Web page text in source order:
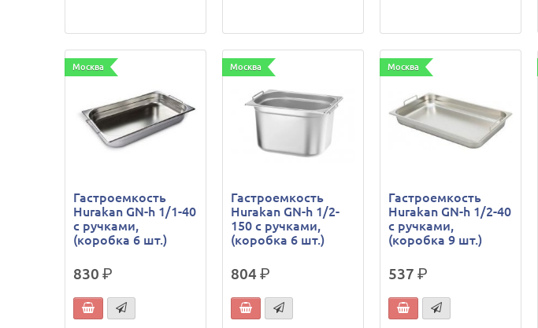
Москва
Гастроемкость
Hurakan GN-h 1/1-40
с ручками,
(коробка 6 шт.)
830р.
Москва
Гастроемкость
Hurakan GN-h 1/2-
150 с ручками,
(коробка 6 шт.)
804р.
Москва
Гастроемкость
Hurakan GN-h 1/2-40
с ручками,
(коробка 9 шт.)
537р.